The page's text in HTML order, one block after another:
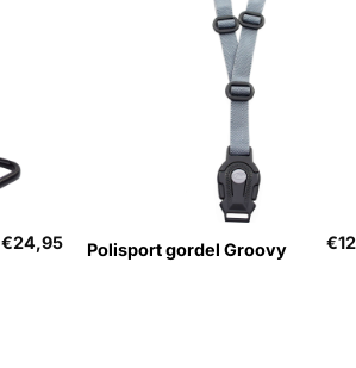
€24,95 Polisport gordel Groovy €